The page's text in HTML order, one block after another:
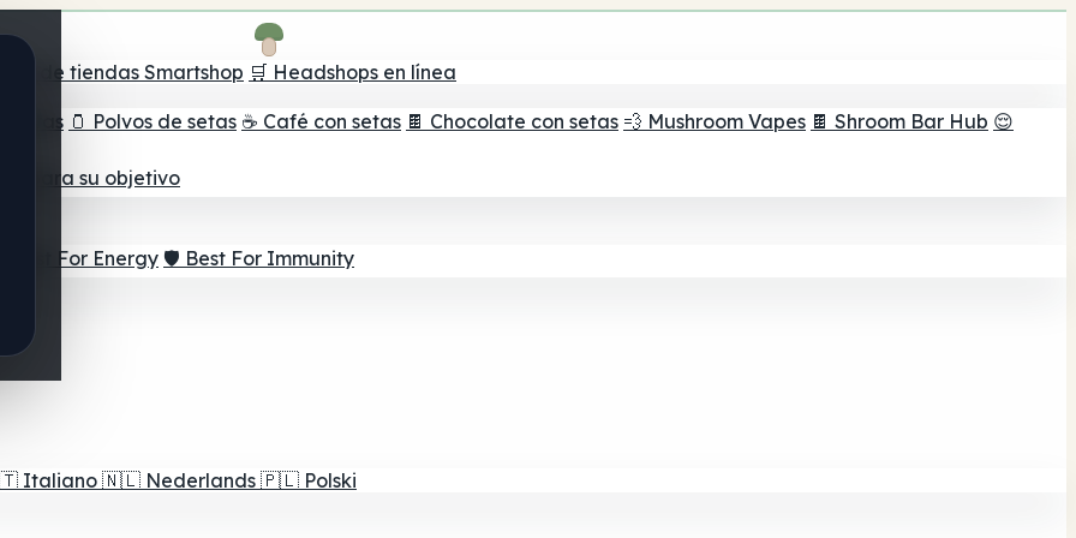
de tiendas Smartshop 🛒 Headshops en línea
setas 🫙 Polvos de setas ☕ Café con setas 🍫 Chocolate con setas 💨 Mushroom Vapes 🍫 Shroom Bar Hub 😌
para su objetivo
⚡ Best For Energy 🛡️ Best For Immunity
Italiano 🇳🇱 Nederlands 🇵🇱 Polski